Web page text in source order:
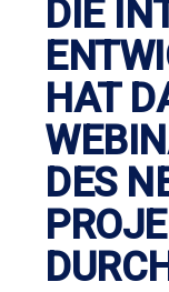
DIE
HAT
DES